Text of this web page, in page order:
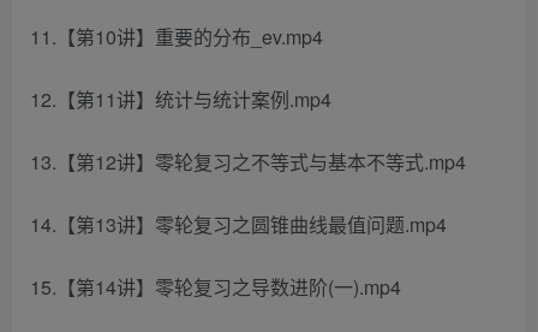
11.【第10讲】重要的分布_ev.mp4
12.【第11讲】统计与统计案例.mp4
13.【第12讲】零轮复习之不等式与基本不等式.mp4
14.【第13讲】零轮复习之圆锥曲线最值问题.mp4
15.【第14讲】零轮复习之导数进阶(一).mp4